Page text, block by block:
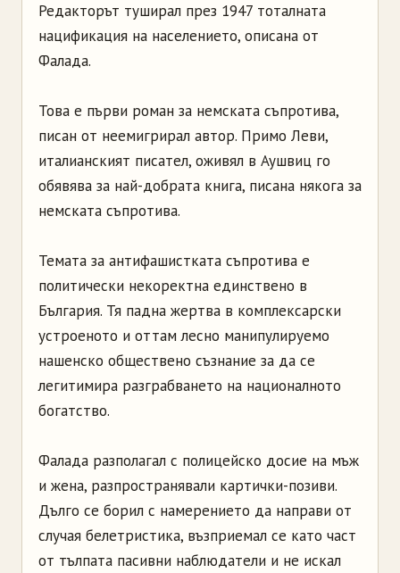
Редакторът туширал през 1947 тоталната
нацификация на населението, описана от
Фалада.
Това е първи роман за немската съпротива,
писан от неемигрирал автор. Примо Леви,
италианският писател, оживял в Аушвиц го
обявява за най-добрата книга, писана някога за
немската съпротива.
Темата за антифашистката съпротива е
политически некоректна единствено в
България. Тя падна жертва в комплексарски
устроеното и оттам лесно манипулируемо
нашенско обществено съзнание за да се
легитимира разграбването на националното
богатство.
Фалада разполагал с полицейско досие на мъж
и жена, разпространявали картички-позиви.
Дълго се борил с намерението да направи от
случая белетристика, възприемал се като част
от тълпата пасивни наблюдатели и не искал